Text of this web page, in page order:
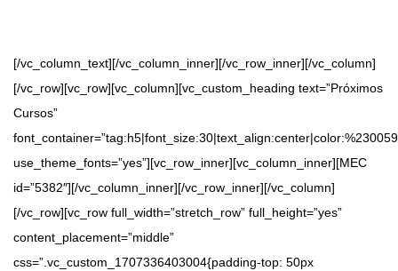
[/vc_column_text][/vc_column_inner][/vc_row_inner][/vc_column]
[/vc_row][vc_row][vc_column][vc_custom_heading text=”Próximos
Cursos”
use_theme_fonts=”yes”][vc_row_inner][vc_column_inner][MEC
id=”5382″][/vc_column_inner][/vc_row_inner][/vc_column]
[/vc_row][vc_row full_width=”stretch_row” full_height=”yes”
content_placement=”middle”
css=”.vc_custom_1707336403004{padding-top: 50px